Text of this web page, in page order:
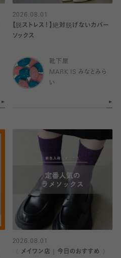
2026.08.01
【脱ストレス！】絶対脱げないカバー
ソックス
靴下屋
MARK IS みなとみら
い
2026.08.01
〈 メイワン店｜今日のおすすめ 〉